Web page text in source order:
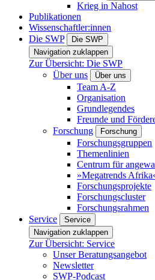
Krieg in Nahost
Publikationen
Wissenschaftler:innen
Die SWP
Die SWP
Navigation zuklappen
Zur Übersicht: Die SWP
Über uns
Über uns
Team A-Z
Organisation
Grundlegendes
Freunde und
Forschung
Forschung
Forschungsgruppen
Themenlinien
Centrum für
»Megatrends
Forschungsprojekte
Forschungscluster
Forschungsrahmen
Service
Service
Navigation zuklappen
Zur Übersicht: Service
Unser Beratungsangebot
Newsletter
SWP-Podcast